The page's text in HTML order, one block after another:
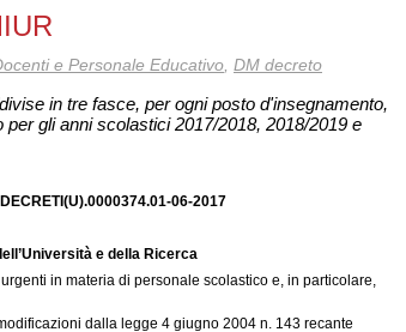
e Personale Educativo DM decreto
in tre fasce, per ogni posto d'insegnamento,
gli anni scolastici 2017/2018, 2018/2019 e
06-2017
e della Ricerca
in materia di personale scolastico e, in particolare,
dalla legge 4 giugno 2004 n. 143 recante